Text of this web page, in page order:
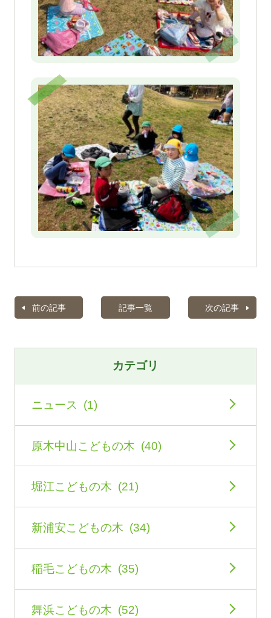
前の記事 記事一覧 次の記事
カテゴリ
ニュース (1)
原木中山こどもの木 (40)
堀江こどもの木 (21)
新浦安こどもの木 (34)
稲毛こどもの木 (35)
舞浜こどもの木 (52)